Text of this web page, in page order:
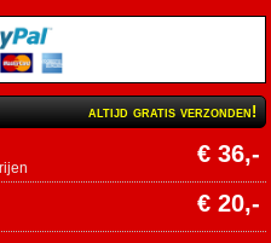
altijd gratis verzonden!
€ 36,-
€ 20,-